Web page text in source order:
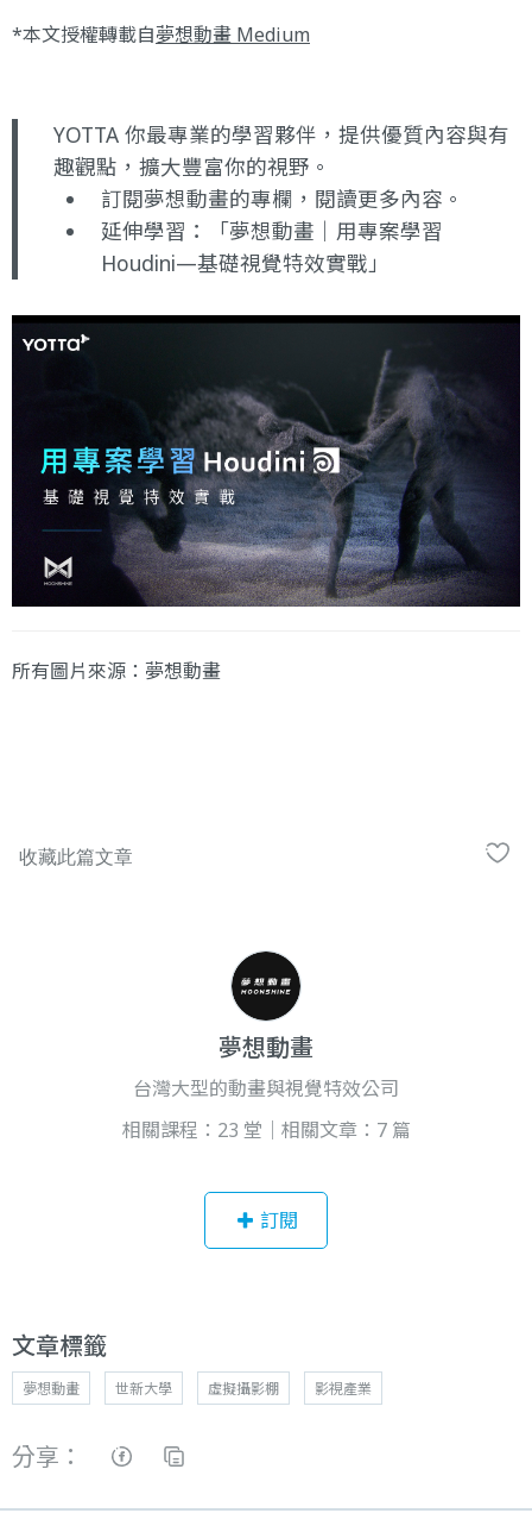
*本文授權轉載自夢想動畫 Medium
YOTTA 你最專業的學習夥伴，提供優質內容與有
趣觀點，擴大豐富你的視野。
訂閱夢想動畫的專欄 ，閱讀更多內容。
延伸學習：
「夢想動畫｜用專案學習
Houdini—基礎視覺特效實戰」
所有圖片來源：夢想動畫
夢想動畫
台灣大型的動畫與視覺特效公司
相關課程：23 堂｜相關文章：7 篇
訂閱
文章標籤
夢想動畫 世新大學 虛擬攝影棚 影視產業
分享：